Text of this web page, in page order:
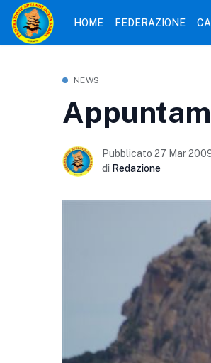
HOME FEDERAZIONE
NEWS
Pubblicato 27 Mar
di Redazione